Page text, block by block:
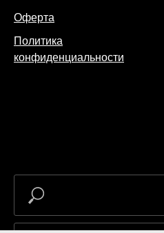
Оферта
Политика
конфиденциальности